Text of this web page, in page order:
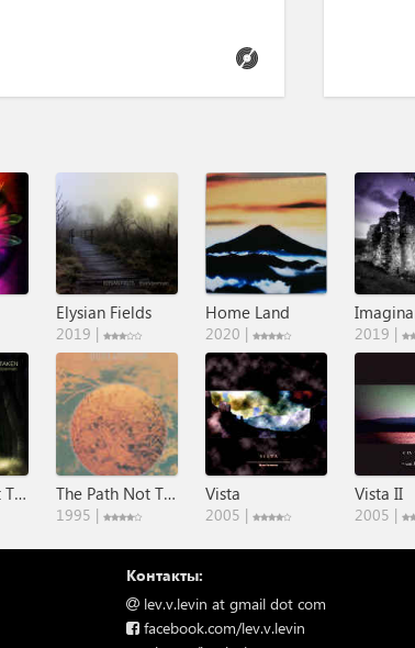
Elysian Fields
2019 |
Home Land
2020 | 2019 |
The Path Not Taken The Path Not Taken
1995 |
Vista
2005 |
Vista II
2005 |
Контакты:
lev.v.levin at gmail dot com
facebook.com/lev.v.levin